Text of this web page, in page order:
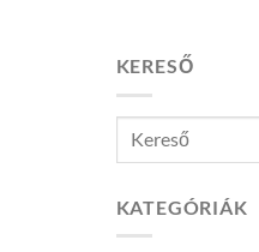
KERESŐ
KATEGÓRIÁK